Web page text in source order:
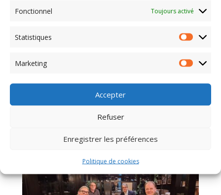
Fonctionnel Toujours activé
Statistiques
Marketing
Accepter
Refuser
Enregistrer les préférences
Politique de cookies
Un Conseil d’Administration renouvelé,
parTremplin Cadres hdf
Le Conseil d’Administration de Tremplin Cadres hdf
marquée par des échanges constructifs et des
décisions stratégiques. Cette réunion a permis de faire
avancer les priorités de l’association et de poser les